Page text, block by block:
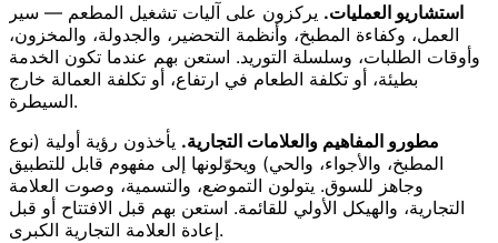
استشاريو العمليات. يركزون على آليات تشغيل المطعم — سير
العمل، وكفاءة المطبخ، وأنظمة التحضير، والجدولة، والمخزون،
وأوقات الطلبات، وسلسلة التوريد. استعن بهم عندما تكون الخدمة
بطيئة، أو تكلفة الطعام في ارتفاع، أو تكلفة العمالة خارج
السيطرة.
مطورو المفاهيم والعلامات التجارية. يأخذون رؤية أولية (نوع
المطبخ، والأجواء، والحي) ويحوّلونها إلى مفهوم قابل للتطبيق
وجاهز للسوق. يتولون التموضع، والتسمية، وصوت العلامة
التجارية، والهيكل الأولي للقائمة. استعن بهم قبل الافتتاح أو قبل
إعادة العلامة التجارية الكبرى.